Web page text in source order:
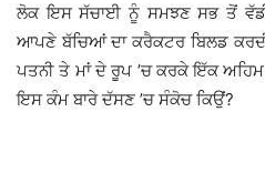
ਲੋਕ ਇਸ ਸੱਚਾਈ ਨੂੰ ਸਮਝਣ ਸਭ ਤੋਂ
ਆਪਣੇ ਬੱਚਿਆਂ ਦਾ ਕਰੈਕਟਰ ਬਿਲਡ
ਪਤਨੀ ਤੇ ਮਾਂ ਦੇ ਰੂਪ ’ਚ ਕਰਕੇ ਇੱਕ
ਇਸ ਕੰਮ ਬਾਰੇ ਦੱਸਣ ’ਚ ਸੰਕੋਚ ਕਿਉਂ?